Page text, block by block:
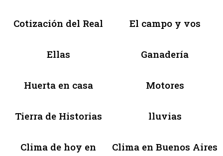
Cotización del Real El campo y vos
Ellas Ganadería
Huerta en casa Motores
Tierra de Historias lluvias
Clima de hoy en
Clima en Buenos Aires